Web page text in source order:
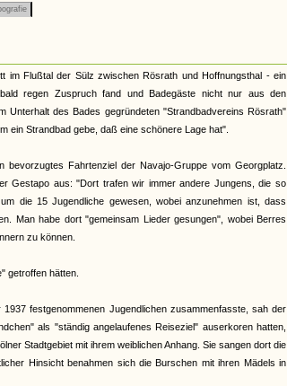
im Flußtal der Sülz zwischen Rösrath und Hoffnungsthal - ein
regen Zuspruch fand und Badegäste nicht nur aus den
Unterhalt des Bades gegründeten "Strandbadvereins Rösrath"
ein Strandbad gebe, daß eine schönere Lage hat".
Fahrtenziel der Navajo-Gruppe vom Georgplatz.
Gestapo aus: "Dort trafen wir immer andere Jungens, die so
die 15 Jugendliche gewesen, wobei anzunehmen ist, dass
Man habe dort "gemeinsam Lieder gesungen", wobei Berres
zu können.
getroffen hätten.
festgenommenen Jugendlichen zusammenfasste, sah der
als "ständig angelaufenes Reiseziel" auserkoren hatten,
Stadtgebiet mit ihrem weiblichen Anhang. Sie sangen dort die
Hinsicht benahmen sich die Burschen mit ihren Mädels in